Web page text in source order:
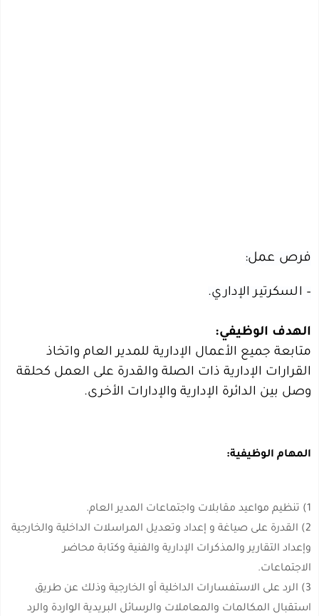
فرص عمل:
– السكرتير الإداري.
الهدف الوظيفي:
متابعة جميع الأعمال الإدارية للمدير العام واتخاذ
القرارات الإدارية ذات الصلة والقدرة على العمل كحلقة
وصل بين الدائرة الإدارية والإدارات الأخرى.
المهام الوظيفية:
1) تنظيم مواعيد مقابلات واجتماعات المدير العام.
2) القدرة على صياغة و إعداد وتعديل المراسلات الداخلية والخارجية
وإعداد التقارير والمذكرات الإدارية والفنية وكتابة محاضر
الاجتماعات.
3) الرد على الاستفسارات الداخلية أو الخارجية وذلك عن طريق
استقبال المكالمات والمعاملات والرسائل البريدية الواردة والرد